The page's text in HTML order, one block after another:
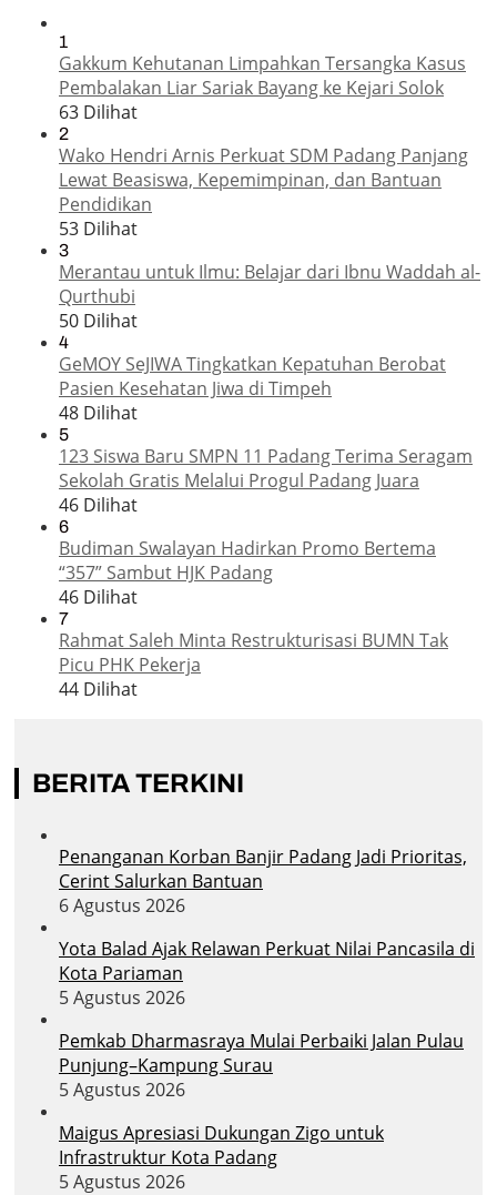
1
Gakkum Kehutanan Limpahkan Tersangka Kasus
Pembalakan Liar Sariak Bayang ke Kejari Solok
63 Dilihat
2
Wako Hendri Arnis Perkuat SDM Padang Panjang
Lewat Beasiswa, Kepemimpinan, dan Bantuan
Pendidikan
53 Dilihat
3
Merantau untuk Ilmu: Belajar dari Ibnu Waddah al-
Qurthubi
50 Dilihat
4
GeMOY SeJIWA Tingkatkan Kepatuhan Berobat
Pasien Kesehatan Jiwa di Timpeh
48 Dilihat
5
123 Siswa Baru SMPN 11 Padang Terima Seragam
Sekolah Gratis Melalui Progul Padang Juara
46 Dilihat
6
Budiman Swalayan Hadirkan Promo Bertema
“357” Sambut HJK Padang
46 Dilihat
7
Rahmat Saleh Minta Restrukturisasi BUMN Tak
Picu PHK Pekerja
44 Dilihat
BERITA TERKINI
Penanganan Korban Banjir Padang Jadi Prioritas,
Cerint Salurkan Bantuan
6 Agustus 2026
Yota Balad Ajak Relawan Perkuat Nilai Pancasila di
Kota Pariaman
5 Agustus 2026
Pemkab Dharmasraya Mulai Perbaiki Jalan Pulau
Punjung–Kampung Surau
5 Agustus 2026
Maigus Apresiasi Dukungan Zigo untuk
Infrastruktur Kota Padang
5 Agustus 2026